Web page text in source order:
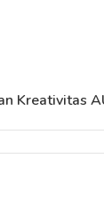
Kreativitas